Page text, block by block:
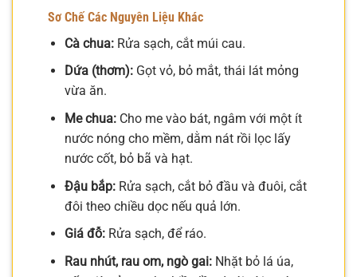
Sơ Chế Các Nguyên Liệu Khác
Cà chua:Rửa sạch, cắt múi cau.
Dứa (thơm):Gọt vỏ, bỏ mắt, thái lát mỏng
vừa ăn.
Me chua:Cho me vào bát, ngâm với một ít
nước nóng cho mềm, dằm nát rồi lọc lấy
nước cốt, bỏ bã và hạt.
Đậu bắp:Rửa sạch, cắt bỏ đầu và đuôi, cắt
đôi theo chiều dọc nếu quả lớn.
Giá đỗ:Rửa sạch, để ráo.
Rau nhút, rau om, ngò gai:Nhặt bỏ lá úa,